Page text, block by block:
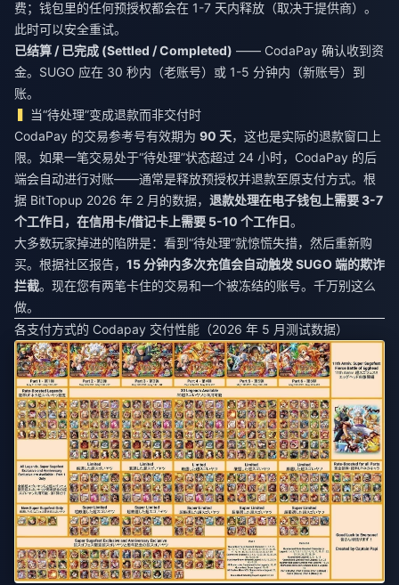
费；钱包里的任何预授权都会在 1-7 天内释放（取决于提供商）。
此时可以安全重试。
已结算 / 已完成 (Settled / Completed) —— CodaPay 确认收到资
金。SUGO 应在 30 秒内（老账号）或 1-5 分钟内（新账号）到
账。
当“待处理”变成退款而非交付时
CodaPay 的交易参考号有效期为 90 天，这也是实际的退款窗口上
限。如果一笔交易处于“待处理”状态超过 24 小时，CodaPay 的后
端会自动进行对账——通常是释放预授权并退款至原支付方式。根
据 BitTopup 2026 年 2 月的数据， 退款处理在电子钱包上需要 3-7
个工作日，在信用卡/借记卡上需要 5-10 个工作日。
大多数玩家掉进的陷阱是：看到“待处理”就惊慌失措，然后重新购
买。根据社区报告， 15 分钟内多次充值会自动触发 SUGO 端的欺诈
拦截。现在您有两笔卡住的交易和一个被冻结的账号。千万别这么
做。
各支付方式的 Codapay 交付性能（2026 年 5 月测试数据）